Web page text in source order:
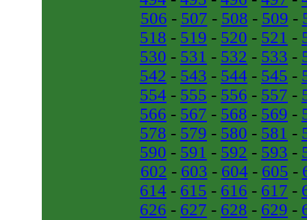
506 - 507 - 508 - 509 -
518 - 519 - 520 - 521 -
530 - 531 - 532 - 533 -
542 - 543 - 544 - 545 -
554 - 555 - 556 - 557 -
566 - 567 - 568 - 569 -
578 - 579 - 580 - 581 -
590 - 591 - 592 - 593 -
602 - 603 - 604 - 605 -
614 - 615 - 616 - 617 -
626 - 627 - 628 - 629 -